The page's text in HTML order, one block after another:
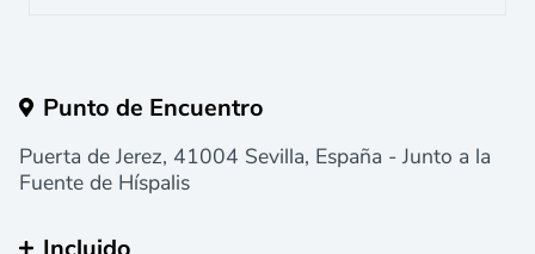
Punto de Encuentro
Puerta de Jerez, 41004 Sevilla, España - Junto a la
Fuente de Híspalis